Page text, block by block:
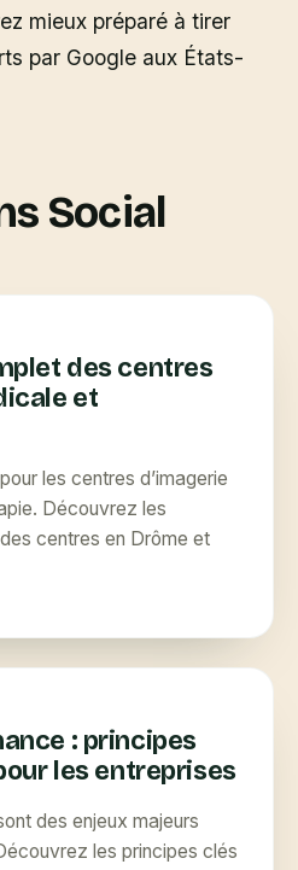
mieux préparé à tirer
par Google aux États-
Social
des centres
et
les centres d’imagerie
Découvrez les
centres en Drôme et
: principes
les entreprises
des enjeux majeurs
les principes clés